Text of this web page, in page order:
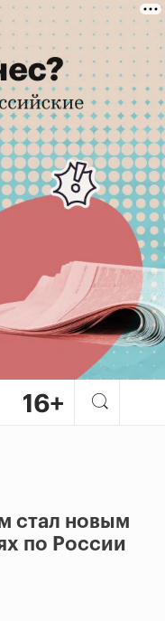
стал новым
по России